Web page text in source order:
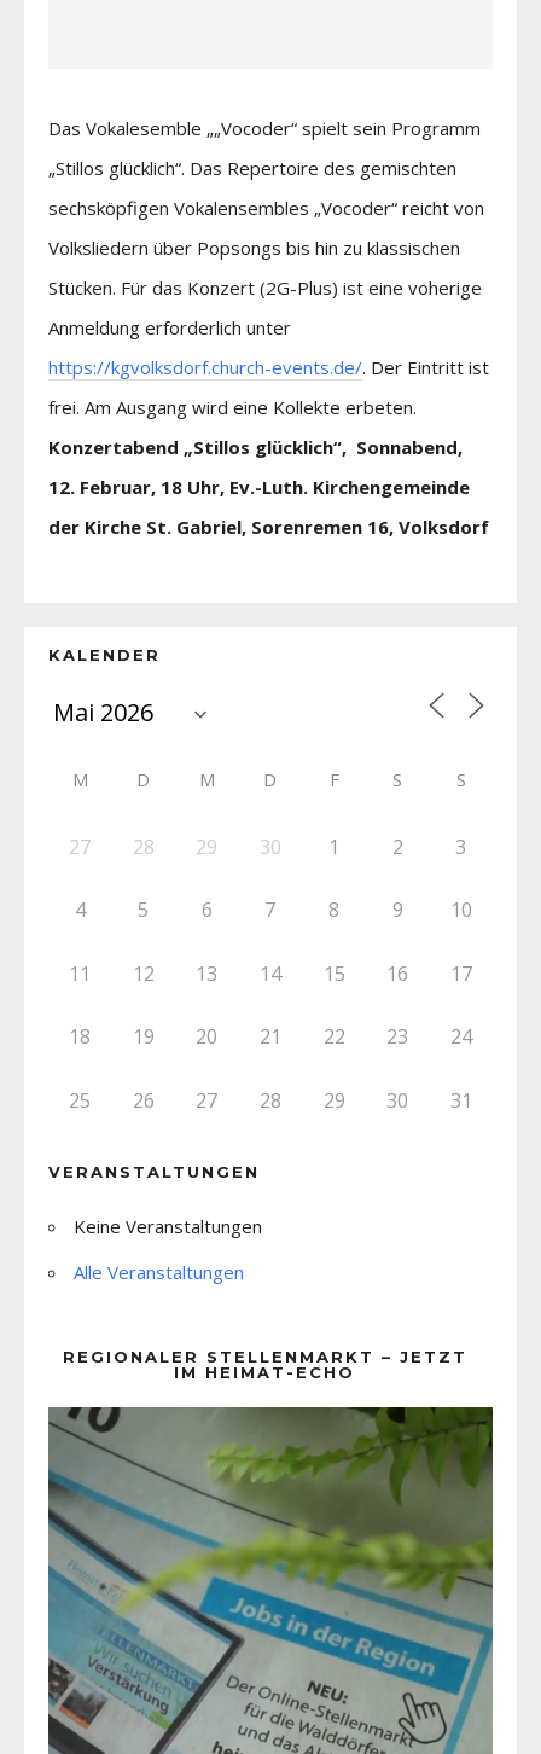
Das Vokalesemble „„Vocoder“ spielt sein Programm
„Stillos glücklich“. Das Repertoire des gemischten
sechsköpfigen Vokalensembles „Vocoder“ reicht von
Volksliedern über Popsongs bis hin zu klassischen
Stücken. Für das Konzert (2G-Plus) ist eine voherige
Anmeldung erforderlich unter
https://kgvolksdorf.church-events.de/. Der Eintritt ist
frei. Am Ausgang wird eine Kollekte erbeten.
Konzertabend „Stillos glücklich“, Sonnabend,
12. Februar, 18 Uhr, Ev.-Luth. Kirchengemeinde
der Kirche St. Gabriel, Sorenremen 16, Volksdorf
KALENDER
M D M D F S S
27 28 29 30 1 2 3
4 5 6 7 8 9 10
11 12 13 14 15 16 17
18 19 20 21 22 23 24
25 26 27 28 29 30 31
VERANSTALTUNGEN
Keine Veranstaltungen
Alle Veranstaltungen
REGIONALER STELLENMARKT – JETZT
IM HEIMAT-ECHO
Player